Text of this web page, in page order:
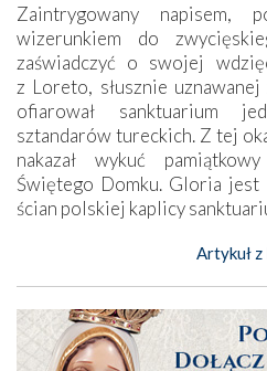
Zaintrygowany napisem,
wizerunkiem do
zaświadczyć o swojej
z Loreto, słusznie
ofiarował sanktuarium
sztandarów tureckich. Z tej
nakazał wykuć
Świętego Domku. Gloria
ścian polskiej kaplicy
Artykuł